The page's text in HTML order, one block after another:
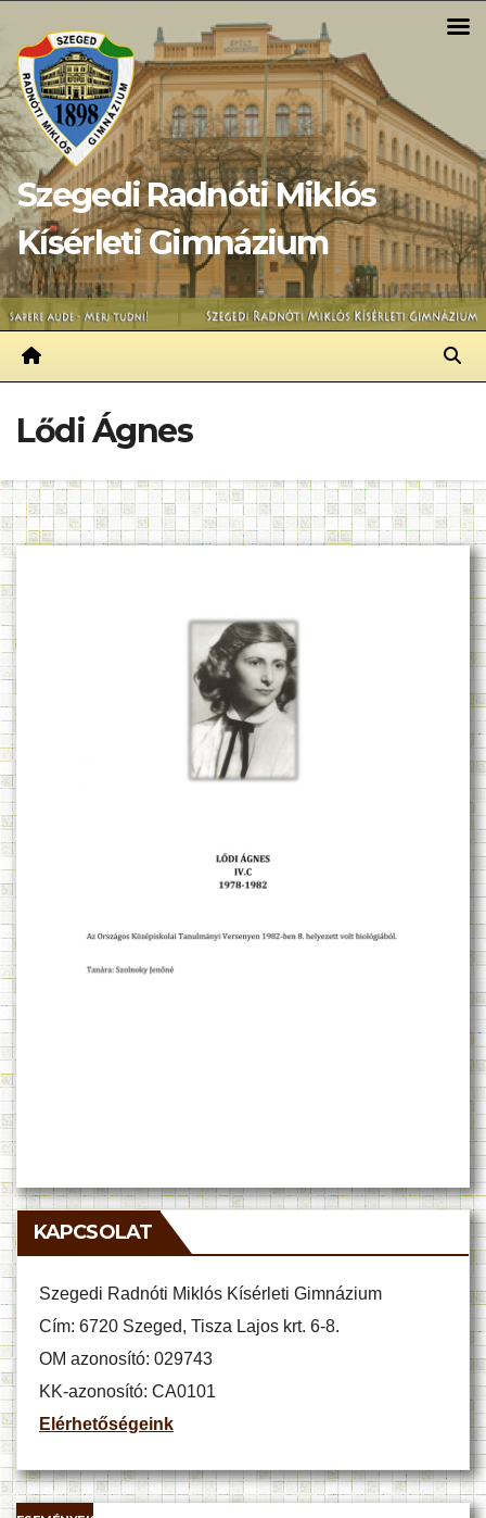
content
Szegedi Radnóti Miklós
Kísérleti Gimnázium
Lődi Ágnes
KAPCSOLAT
Szegedi Radnóti Miklós Kísérleti Gimnázium
Cím: 6720 Szeged, Tisza Lajos krt. 6-8.
OM azonosító: 029743
KK-azonosító: CA0101
Elérhetőségeink